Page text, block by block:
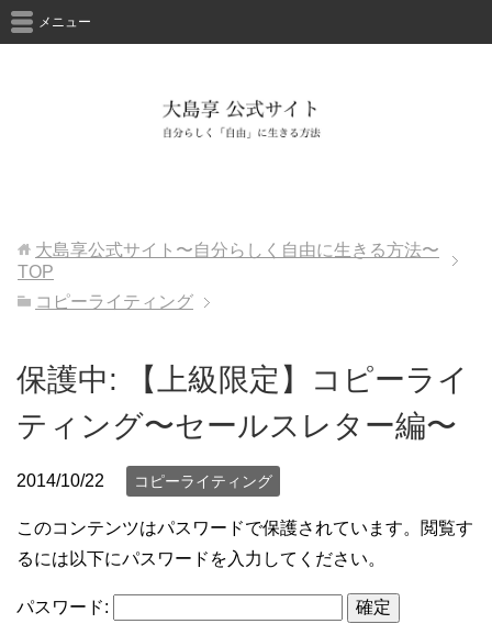
メニュー
大島享公式サイト〜自分らしく自由に生きる方法〜
TOP
コピーライティング
保護中: 【上級限定】コピーライ
ティング〜セールスレター編〜
2014/10/22 コピーライティング
このコンテンツはパスワードで保護されています。閲覧す
るには以下にパスワードを入力してください。
パスワード: